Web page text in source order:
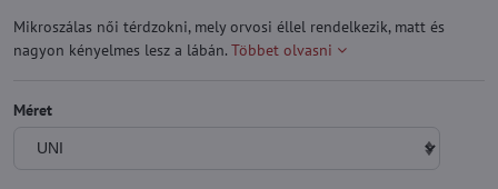
Mikroszálas női térdzokni, mely orvosi éllel rendelkezik, matt és
nagyon kényelmes lesz a lábán. Többet olvasni
Méret